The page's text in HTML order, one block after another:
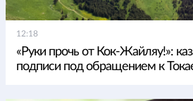
12:18
«Руки прочь от Кок-Жайляу!»:
подписи под обращением к